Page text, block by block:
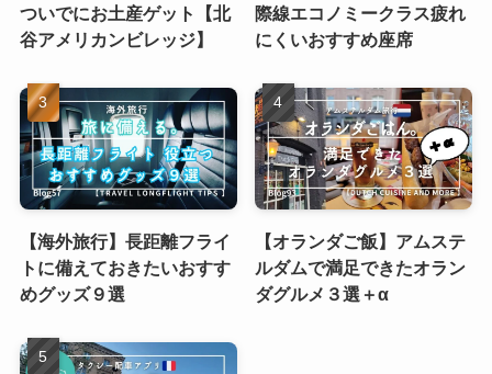
ついでにお土産ゲット【北
谷アメリカンビレッジ】
際線エコノミークラス疲れ
にくいおすすめ座席
【海外旅行】長距離フライ
トに備えておきたいおすす
めグッズ９選
【オランダご飯】アムステ
ルダムで満足できたオラン
ダグルメ３選＋α